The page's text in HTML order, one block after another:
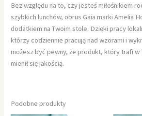
Bez względu na to, czy jesteś miłośnikiem
szybkich lunchów, obrus Gaia marki Amelia
dodatkiem na Twoim stole. Dzięki pracy
którzy codziennie pracują nad wzorami i
możesz być pewny, że produkt, który trafi w
mienił się jakością.
Podobne produkty